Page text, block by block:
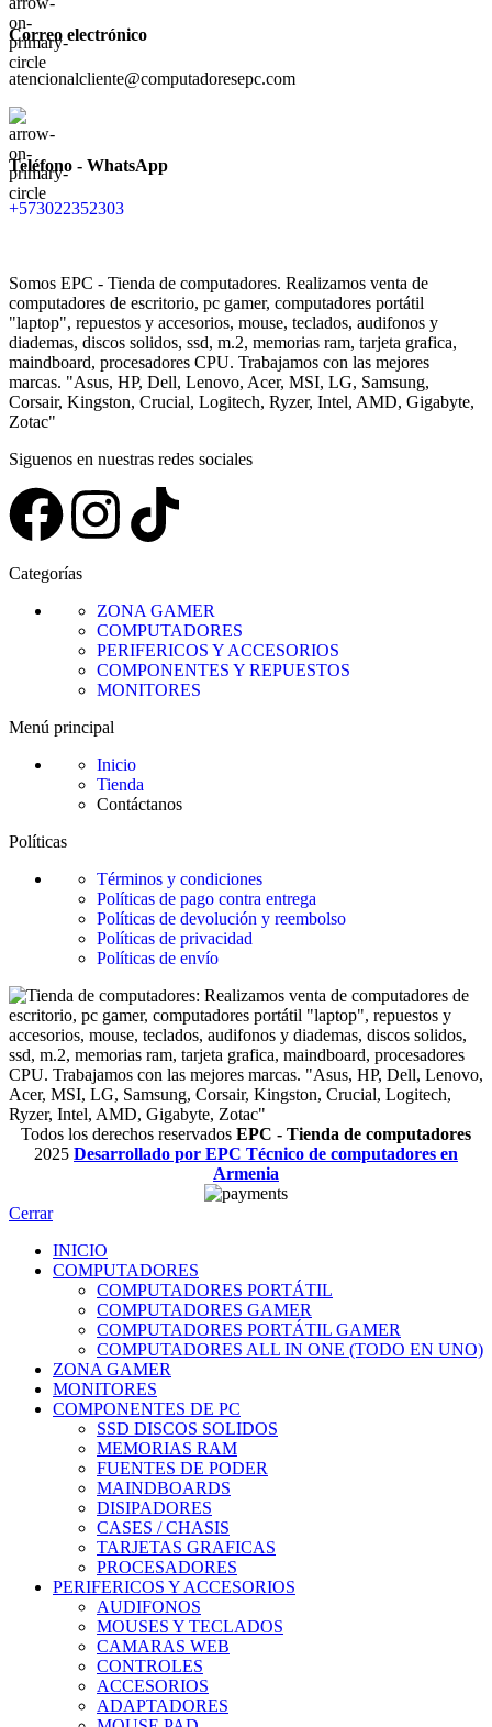
Correo electrónico
atencionalcliente@computadoresepc.com
Teléfono - WhatsApp
+573022352303
Somos EPC - Tienda de computadores. Realizamos venta de
computadores de escritorio, pc gamer, computadores portátil
"laptop", repuestos y accesorios, mouse, teclados, audifonos y
diademas, discos solidos, ssd, m.2, memorias ram, tarjeta grafica,
maindboard, procesadores CPU. Trabajamos con las mejores
marcas. "Asus, HP, Dell, Lenovo, Acer, MSI, LG, Samsung,
Corsair, Kingston, Crucial, Logitech, Ryzer, Intel, AMD, Gigabyte,
Zotac"
Siguenos en nuestras redes sociales
Categorías
ZONA GAMER
COMPUTADORES
PERIFERICOS Y ACCESORIOS
COMPONENTES Y REPUESTOS
MONITORES
Menú principal
Inicio
Tienda
Contáctanos
Políticas
Términos y condiciones
Políticas de pago contra entrega
Políticas de devolución y reembolso
Políticas de privacidad
Políticas de envío
Todos los derechos reservados EPC - Tienda de computadores
2025 Desarrollado por EPC Técnico de computadores en
Armenia
Cerrar
INICIO
COMPUTADORES
COMPUTADORES PORTÁTIL
COMPUTADORES GAMER
COMPUTADORES PORTÁTIL GAMER
COMPUTADORES ALL IN ONE (TODO EN UNO)
ZONA GAMER
MONITORES
COMPONENTES DE PC
SSD DISCOS SOLIDOS
MEMORIAS RAM
FUENTES DE PODER
MAINDBOARDS
DISIPADORES
CASES / CHASIS
TARJETAS GRAFICAS
PROCESADORES
PERIFERICOS Y ACCESORIOS
AUDIFONOS
MOUSES Y TECLADOS
CAMARAS WEB
CONTROLES
ACCESORIOS
ADAPTADORES